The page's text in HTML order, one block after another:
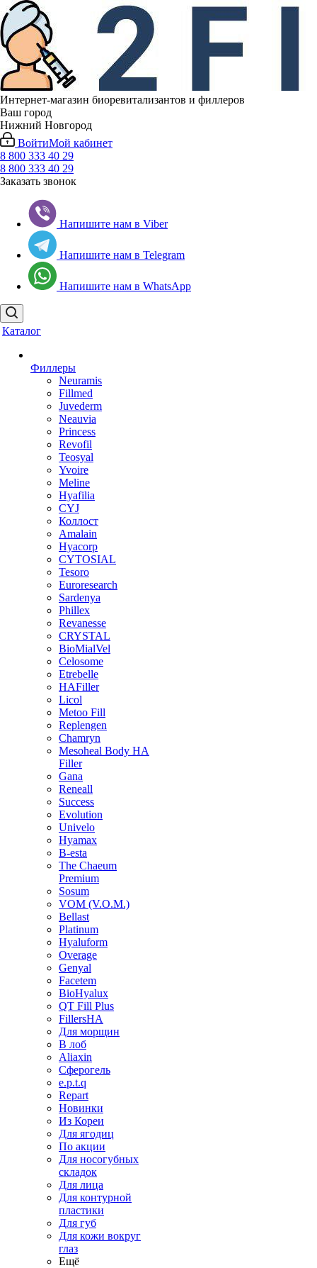
Интернет-магазин биоревитализантов и филлеров
Ваш город
Нижний Новгород
ВойтиМой кабинет
8 800 333 40 29
8 800 333 40 29
Заказать звонок
Напишите нам в Viber
Напишите нам в Telegram
Напишите нам в WhatsApp
Каталог
Филлеры
Neuramis
Fillmed
Juvederm
Neauvia
Princess
Revofil
Teosyal
Yvoire
Meline
Hyafilia
CYJ
Коллост
Amalain
Hyacorp
CYTOSIAL
Tesoro
Euroresearch
Sardenya
Phillex
Revanesse
CRYSTAL
BioMialVel
Celosome
Etrebelle
HAFiller
Licol
Metoo Fill
Replengen
Chamryn
Mesoheal Body HA
Filler
Gana
Reneall
Success
Evolution
Univelo
Hyamax
B-esta
The Chaeum
Premium
Sosum
VOM (V.O.M.)
Bellast
Platinum
Hyaluform
Overage
Genyal
Facetem
BioHyalux
QT Fill Plus
FillersHA
Для морщин
В лоб
Aliaxin
Сферогель
e.p.t.q
Repart
Новинки
Из Кореи
Для ягодиц
По акции
Для носогубных
складок
Для лица
Для контурной
пластики
Для губ
Для кожи вокруг
глаз
Ещё